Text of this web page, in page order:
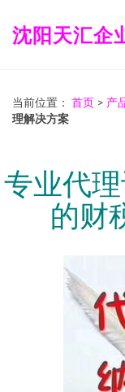
沈阳天汇企
当前位置： 首页 > 产
理解决方案
专业代
的财